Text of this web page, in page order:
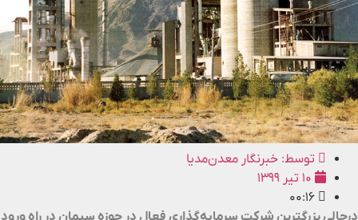
توسط: خبرنگار معدن‌مدیا
۱۰ تیر ۱۳۹۹
۰۰:۱۶